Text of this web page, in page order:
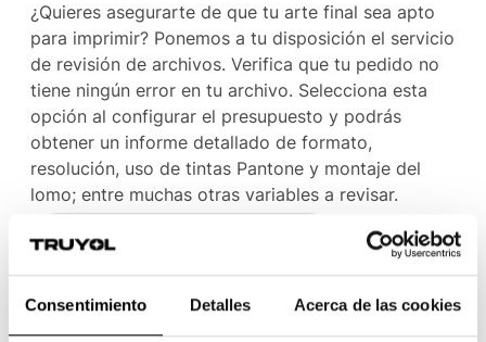
Consentimiento Detalles Acerca de las cookies
¿Quieres asegurarte de que tu arte final sea apto
para imprimir? Ponemos a tu disposición el servicio
de revisión de archivos. Verifica que tu pedido no
tiene ningún error en tu archivo. Selecciona esta
opción al configurar el presupuesto y podrás
obtener un informe detallado de formato,
resolución, uso de tintas Pantone y montaje del
lomo; entre muchas otras variables a revisar.
Contacta con soporte técnico